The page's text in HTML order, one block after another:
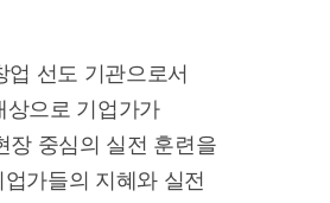
선도 기관으로서
상으로 기업가가
장 중심의 실전 훈련을
가들의 지혜와 실전